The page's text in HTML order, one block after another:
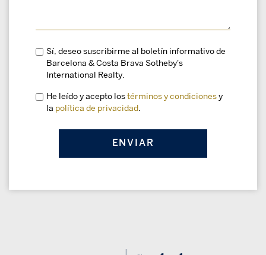
Sí, deseo suscribirme al boletín informativo de
Barcelona & Costa Brava Sotheby's
International Realty.
He leído y acepto los términos y condiciones y
la política de privacidad